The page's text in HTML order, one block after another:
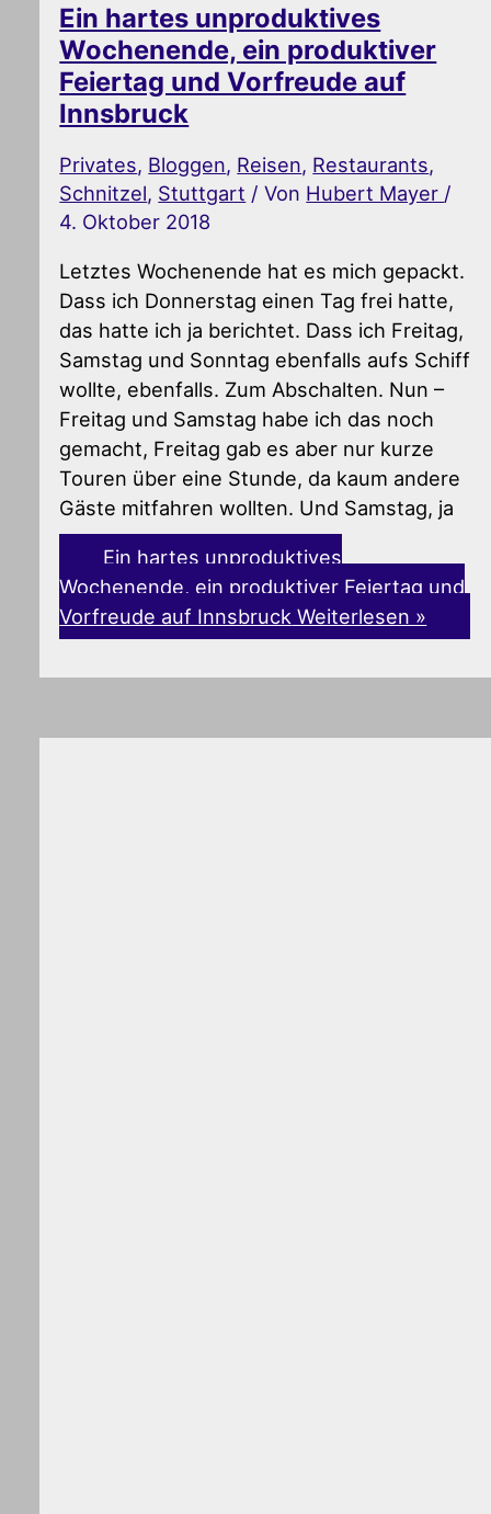
Ein hartes unproduktives
Wochenende, ein produktiver
Feiertag und Vorfreude auf
Innsbruck
Privates, Bloggen, Reisen, Restaurants,
Schnitzel, Stuttgart / Von Hubert Mayer /
4. Oktober 2018
Letztes Wochenende hat es mich gepackt.
Dass ich Donnerstag einen Tag frei hatte,
das hatte ich ja berichtet. Dass ich Freitag,
Samstag und Sonntag ebenfalls aufs Schiff
wollte, ebenfalls. Zum Abschalten. Nun –
Freitag und Samstag habe ich das noch
gemacht, Freitag gab es aber nur kurze
Touren über eine Stunde, da kaum andere
Gäste mitfahren wollten. Und Samstag, ja
Ein hartes unproduktives
Wochenende, ein produktiver Feiertag und
Vorfreude auf Innsbruck Weiterlesen »